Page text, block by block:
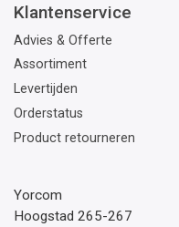
Klantenservice
Advies & Offerte
Assortiment
Levertijden
Orderstatus
Product retourneren
Yorcom
Hoogstad 265-267